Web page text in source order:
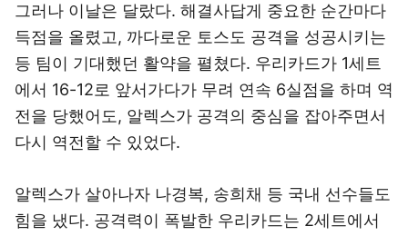
그러나 이날은 달랐다. 해결사답게 중요한 순간마다
득점을 올렸고, 까다로운 토스도 공격을 성공시키는
등 팀이 기대했던 활약을 펼쳤다. 우리카드가 1세트
에서 16-12로 앞서가다가 무려 연속 6실점을 하며 역
전을 당했어도, 알렉스가 공격의 중심을 잡아주면서
다시 역전할 수 있었다.
알렉스가 살아나자 나경복, 송희채 등 국내 선수들도
힘을 냈다. 공격력이 폭발한 우리카드는 2세트에서